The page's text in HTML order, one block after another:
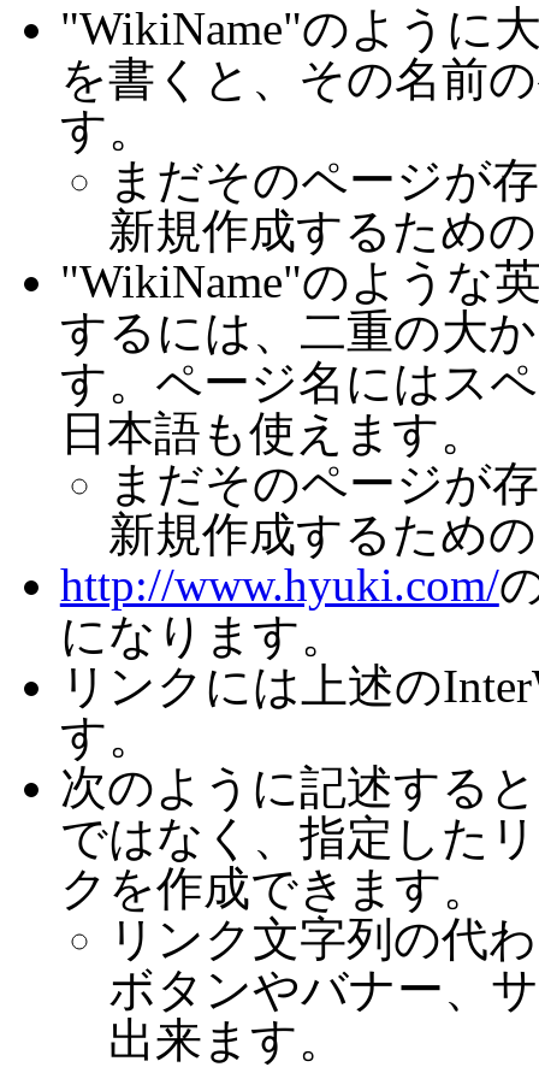
"WikiName"のように
を書くと、その名前
す。
まだそのページが
新規作成するため
"WikiName"のような
するには、二重の大
す。ページ名にはス
日本語も使えます。
まだそのページが
新規作成するため
http://www.hyuki.com/
になります。
リンクには上述の
す。
次のように記述する
ではなく、指定した
クを作成できます。
リンク文字列の代
ボタンやバナー、
出来ます。